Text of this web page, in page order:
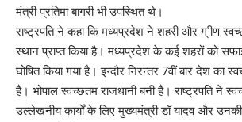
मंत्री प्रतिमा बागरी भी उपस्थित थे।
राष्ट्रपति ने कहा कि मध्यप्रदेश ने शहरी और ग् ीण
स्थान प्राप्त किया है। मध्यप्रदेश के कई शहरों को
घोषित किया गया है। इन्दौर निरन्तर 7वीं बार देश का
है। भोपाल स्वच्छतम राजधानी बनी है। राष्ट्रपति ने
उल्लेखनीय कार्यों के लिए मुख्यमंत्री डॉ यादव और